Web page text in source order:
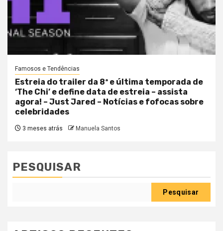
Famosos e Tendências
Estreia do trailer da 8ª e última temporada de
‘The Chi’ e define data de estreia – assista
agora! – Just Jared – Notícias e fofocas sobre
celebridades
3 meses atrás Manuela Santos
PESQUISAR
Pesquisar